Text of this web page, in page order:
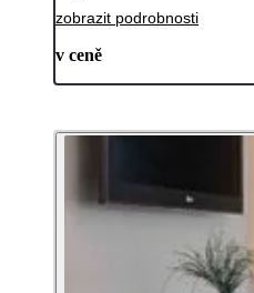
zobrazit podrobnosti
v ceně